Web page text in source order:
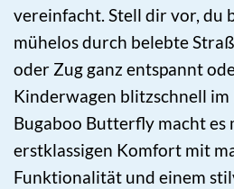
vereinfacht. Stell dir vor, du
mühelos durch belebte
oder Zug ganz entspannt
Kinderwagen blitzschnell
Bugaboo Butterfly macht es
erstklassigen Komfort mit
Funktionalität und einem